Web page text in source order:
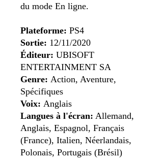
du mode En ligne.
Plateforme: PS4
Sortie: 12/11/2020
Éditeur: UBISOFT
ENTERTAINMENT SA
Genre: Action, Aventure,
Spécifiques
Voix: Anglais
Langues à l'écran: Allemand,
Anglais, Espagnol, Français
(France), Italien, Néerlandais,
Polonais, Portugais (Brésil)